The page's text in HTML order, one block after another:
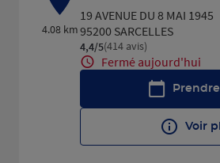
4.08 km
19 AVENUE DU 8 MAI 1945
95200 SARCELLES
4,4/5Note de 4.4 sur 5
(414 avis)
Fermé aujourd'hui
Voir